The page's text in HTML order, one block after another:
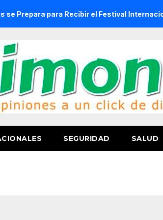
para Recibir el Festival Internacional de
SEGURIDAD SALUD